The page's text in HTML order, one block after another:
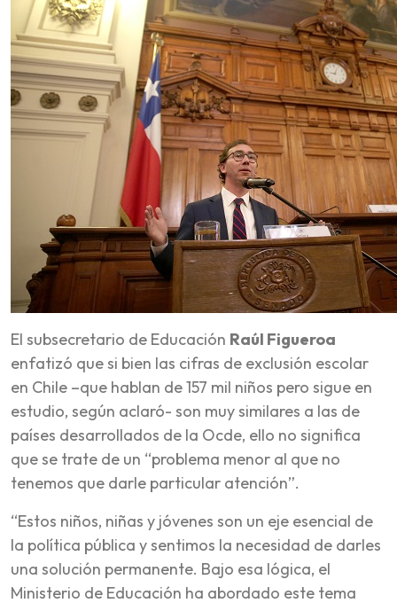
El subsecretario de Educación Raúl Figueroa
enfatizó que si bien las cifras de exclusión escolar
en Chile –que hablan de 157 mil niños pero sigue en
estudio, según aclaró- son muy similares a las de
países desarrollados de la Ocde, ello no significa
que se trate de un “problema menor al que no
tenemos que darle particular atención”.
“Estos niños, niñas y jóvenes son un eje esencial de
la política pública y sentimos la necesidad de darles
una solución permanente. Bajo esa lógica, el
Ministerio de Educación ha abordado este tema